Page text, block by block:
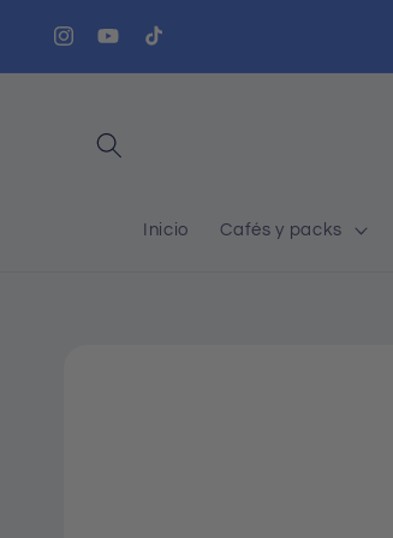
passer
au
contenu
InstagramYouTubeTikTok
Inicio Cafés y packs